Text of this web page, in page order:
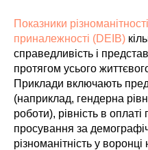
Показники
приналежності (DEIB)
справедливість і
протягом усього
Приклади включають
(наприклад, гендерна
роботи), рівність в оплаті
просування за
різноманітність у воронці